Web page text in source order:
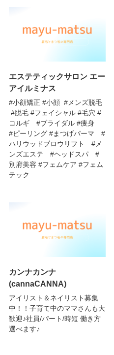
エステティックサロン エー
アイルミナス
#小顔矯正 #小顔 #メンズ脱毛
#脱毛 #フェイシャル #毛穴 #
コルギ #ブライダル #痩身
#ピーリング #まつげパーマ #
ハリウッドブロウリフト #メ
ンズエステ #ヘッドスパ #
別府美容 #フェムケア #フェム
テック
カンナカンナ
(cannaCANNA)
アイリスト＆ネイリスト募集
中！！子育て中のママさんも大
歓迎♪社員/パート/時短 働き方
選べます♪